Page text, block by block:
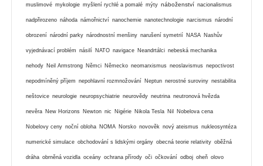
muslimové mykologie myšlení rychlé a pomalé mýty náboženství nacionalismus
nadpřirozeno náhoda námořnictví nanochemie nanotechnologie narcismus národní
obrození národní parky národnostní menšiny narušení symetrií NASA Nashův
vyjednávací problém násilí NATO navigace Neandrtálci nebeská mechanika
nehody Neil Armstrong Němci Německo neomarxismus neoslavismus nepoctivost
nepodmíněný příjem nepohlavní rozmnožování Neptun nerostné suroviny nestabilita
neštovice neurologie neuropsychiatrie neurovědy neutrina neutronová hvězda
nevěra New Horizons Newton nic Nigérie Nikola Tesla Nil Nobelova cena
Nobelovy ceny noční obloha NOMA Norsko novověk nový ateismus nukleosyntéza
numerické simulace obchodování s lidskými orgány obecná teorie relativity oběžná
dráha obrněná vozidla oceány ochrana přírody oči očkování odboj oheň olovo